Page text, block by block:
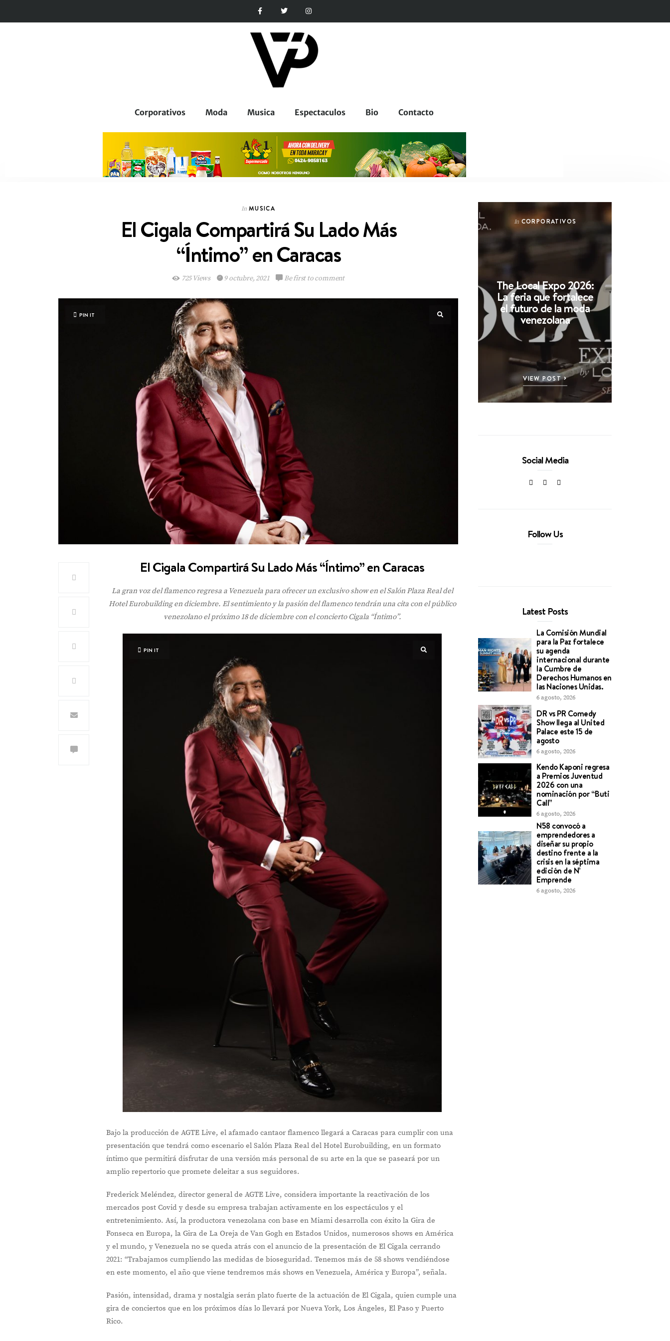
Corporativos Moda Musica Espectaculos Bio Contacto
In MUSICA
El Cigala Compartirá Su Lado Más
“Íntimo” en Caracas
725 Views 9 octubre, 2021 Be first to comment
PIN IT
El Cigala Compartirá Su Lado Más “Íntimo” en Caracas
La gran voz del flamenco regresa a Venezuela para ofrecer un exclusivo show en el Salón Plaza Real del
Hotel Eurobuilding en diciembre. El sentimiento y la pasión del flamenco tendrán una cita con el público
venezolano el próximo 18 de diciembre con el concierto Cigala “Íntimo”.
PIN IT
Bajo la producción de AGTE Live, el afamado cantaor flamenco llegará a Caracas para cumplir con una
presentación que tendrá como escenario el Salón Plaza Real del Hotel Eurobuilding, en un formato
íntimo que permitirá disfrutar de una versión más personal de su arte en la que se paseará por un
amplio repertorio que promete deleitar a sus seguidores.
Frederick Meléndez, director general de AGTE Live, considera importante la reactivación de los
mercados post Covid y desde su empresa trabajan activamente en los espectáculos y el
entretenimiento. Así, la productora venezolana con base en Miami desarrolla con éxito la Gira de
Fonseca en Europa, la Gira de La Oreja de Van Gogh en Estados Unidos, numerosos shows en América
y el mundo, y Venezuela no se queda atrás con el anuncio de la presentación de El Cigala cerrando
2021: “Trabajamos cumpliendo las medidas de bioseguridad. Tenemos más de 58 shows vendiéndose
en este momento, el año que viene tendremos más shows en Venezuela, América y Europa”, señala.
Pasión, intensidad, drama y nostalgia serán plato fuerte de la actuación de El Cigala, quien cumple una
gira de conciertos que en los próximos días lo llevará por Nueva York, Los Ángeles, El Paso y Puerto
Rico.
CORPORATIVOS
Sabores expande su
In CORPORATIVOS
The Local Expo 2026:
La feria que fortalece
el futuro de la moda
venezolana
VIEW POST
Social Media
Follow Us
Latest Posts
La Comisión Mundial
para la Paz fortalece
su agenda
internacional durante
la Cumbre de
Derechos Humanos en
las Naciones Unidas.
6 agosto, 2026
DR vs PR Comedy
Show llega al United
Palace este 15 de
agosto
6 agosto, 2026
Kendo Kaponi regresa
a Premios Juventud
2026 con una
nominación por “Buti
Call”
6 agosto, 2026
N58 convocó a
emprendedores a
diseñar su propio
destino frente a la
crisis en la séptima
edición de N’
Emprende
6 agosto, 2026